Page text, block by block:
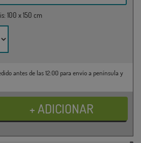
100 x 150 cm
antes de las 12:00 para envío a península y